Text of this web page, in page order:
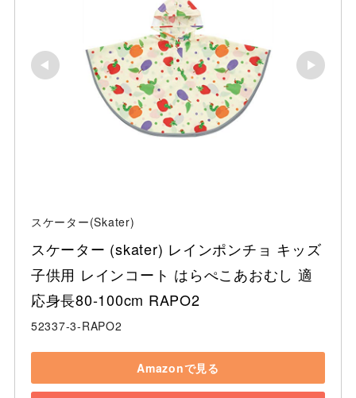
スケーター(Skater)
スケーター (skater) レインポンチョ キッズ
子供用 レインコート はらぺこあおむし 適
応身長80-100cm RAPO2
52337-3-RAPO2
Amazonで見る